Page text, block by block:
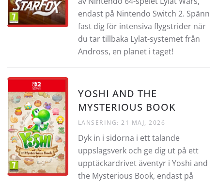
endast på Nintendo Switch 2. Spänn
fast dig för intensiva flygstrider när
du tar tillbaka Lylat-systemet från
Andross, en planet i taget!
YOSHI AND THE
MYSTERIOUS BOOK
LANSERING: 21 MAJ, 2026
Dyk in i sidorna i ett talande
uppslagsverk och ge dig ut på ett
upptäckardrivet äventyr i Yoshi and
the Mysterious Book, endast på